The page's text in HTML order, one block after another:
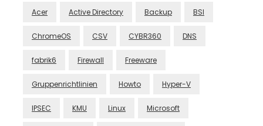
Acer Active Directory Backup BSI
ChromeOS CSV CYBR360 DNS
fabrik6 Firewall Freeware
Gruppenrichtlinien Howto Hyper-V
IPSEC KMU Linux Microsoft